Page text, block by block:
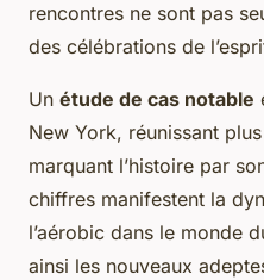
rencontres ne sont pas
des célébrations de
Un étude de cas notable
New York, réunissant
marquant l’histoire par
chiffres manifestent la
l’aérobic dans le monde
ainsi les nouveaux